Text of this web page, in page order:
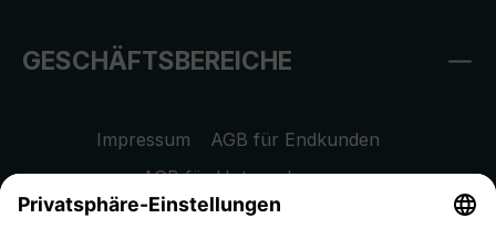
GESCHÄFTSBEREICHE
Impressum
AGB für Endkunden
AGB für Unternehmen
Datenschutzhinweis